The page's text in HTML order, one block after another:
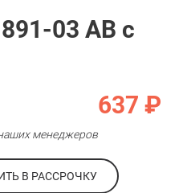
03 AB с
637 ₽
менеджеров
ОФОРМИТЬ В РАССРОЧКУ